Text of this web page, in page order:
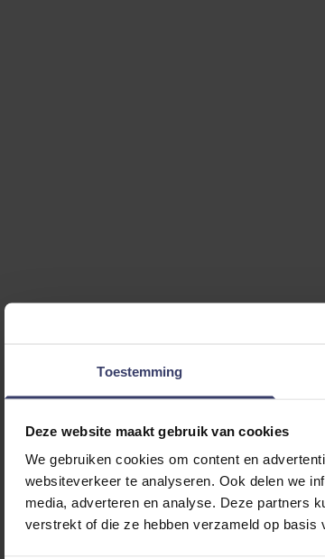
Toestemming
Deze website maakt gebruik van cookies
We gebruiken cookies om content en
websiteverkeer te analyseren. Ook delen we
media, adverteren en analyse. Deze partners
verstrekt of die ze hebben verzameld op basis